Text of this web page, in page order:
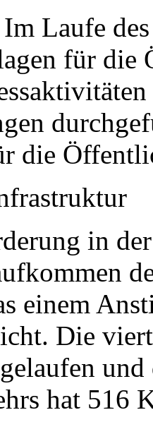
Laufe
für
die
in
einem
Die
und
hat 516